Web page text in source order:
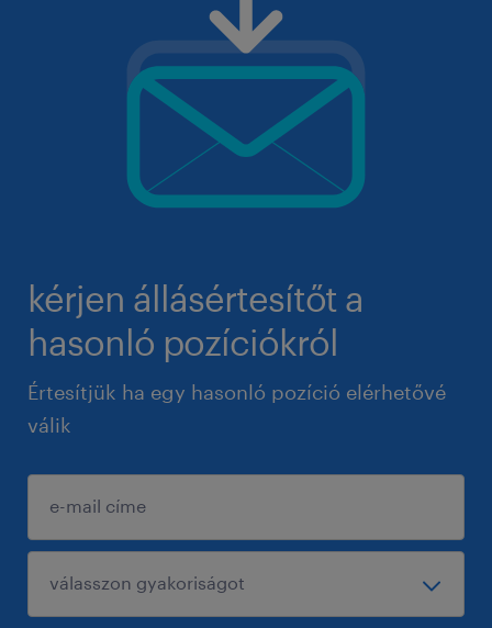
kérjen állásértesítőt a
hasonló pozíciókról
Értesítjük ha egy hasonló pozíció elérhetővé
válik